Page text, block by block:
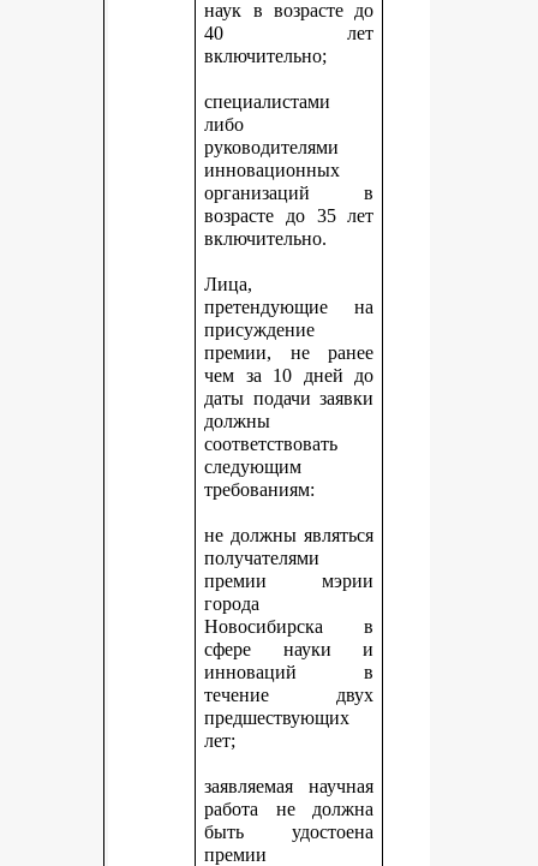
наук в возрасте до
40 лет
включительно;
специалистами
либо
руководителями
инновационных
организаций в
возрасте до 35 лет
включительно.
Лица,
претендующие на
присуждение
премии, не ранее
чем за 10 дней до
даты подачи заявки
должны
соответствовать
следующим
требованиям:
не должны являться
получателями
премии мэрии
города
Новосибирска в
сфере науки и
инноваций в
течение двух
предшествующих
лет;
заявляемая научная
работа не должна
быть удостоена
премии